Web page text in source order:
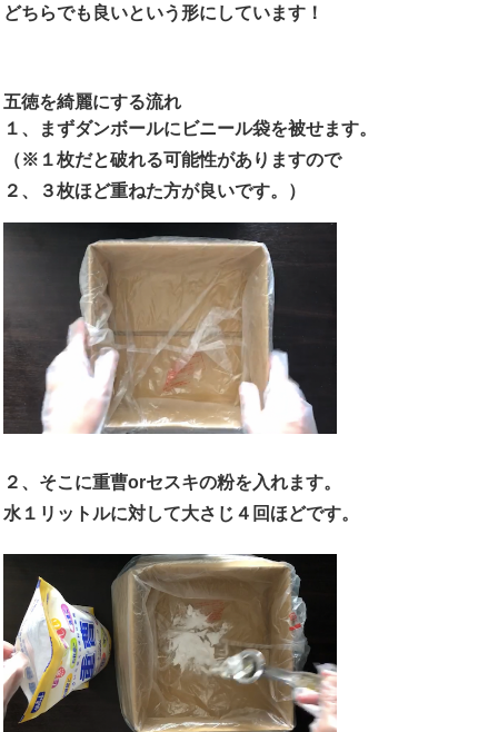
どちらでも良いという形にしています！
五徳を綺麗にする流れ
１、まずダンボールにビニール袋を被せます。
（※１枚だと破れる可能性がありますので
２、３枚ほど重ねた方が良いです。）
２、そこに重曹orセスキの粉を入れます。
水１リットルに対して大さじ４回ほどです。